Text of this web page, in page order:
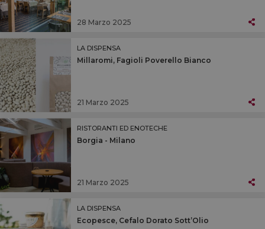
28 Marzo 2025
LA DISPENSA
Millaromi, Fagioli Poverello Bianco
21 Marzo 2025
RISTORANTI ED ENOTECHE
Borgia - Milano
21 Marzo 2025
LA DISPENSA
Ecopesce, Cefalo Dorato Sott’Olio